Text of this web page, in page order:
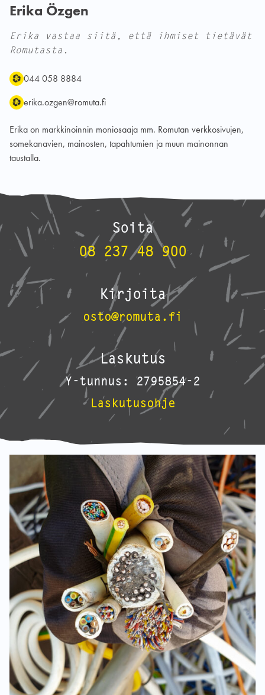
Erika Özgen
Erika vastaa siitä, että ihmiset tietävät
Romutasta.
Puhelin:044 058 8884
Sähköposti:
erika.ozgen@romuta.fi
Erika on markkinoinnin moniosaaja mm. Romutan verkkosivujen,
somekanavien, mainosten, tapahtumien ja muun mainonnan
taustalla.
Soita
08 237 48 900
Kirjoita
osto@romuta.fi
Laskutus
Y-tunnus: 2795854-2
Laskutusohje